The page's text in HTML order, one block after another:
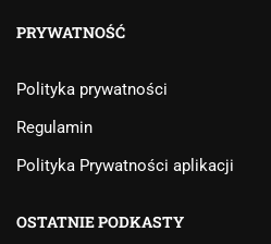
PRYWATNOŚĆ
Polityka prywatności
Regulamin
Polityka Prywatności aplikacji
OSTATNIE PODKASTY